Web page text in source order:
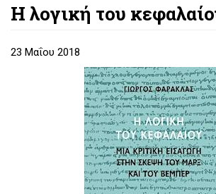
Η λογική του
23 Μαΐου 2018